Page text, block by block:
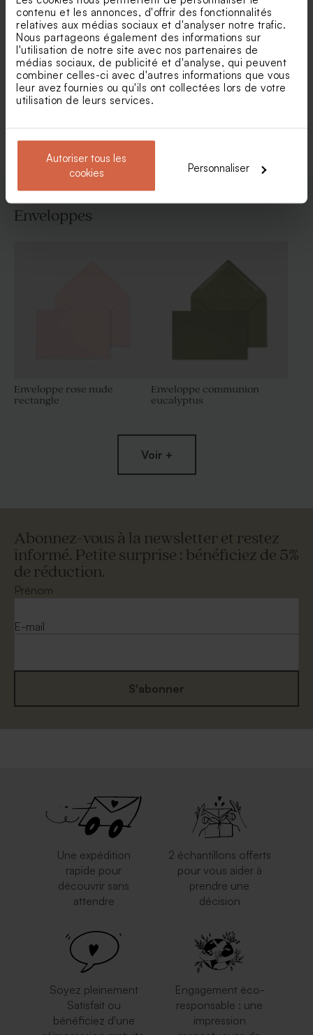
contenu et les annonces, d'offrir des fonctionnalités
relatives aux médias sociaux et d'analyser notre trafic.
Nous partageons également des informations sur
l'utilisation de notre site avec nos partenaires de
médias sociaux, de publicité et d'analyse, qui peuvent
combiner celles-ci avec d'autres informations que vous
leur avez fournies ou qu'ils ont collectées lors de votre
utilisation de leurs services.
Autoriser tous les
cookies
Personnaliser
Invitation communion ronde
et couronne florale et dorure
Invitation communion
couronne florale et dorure
Voir toute la collection Faire-part
Enveloppes
Enveloppe rose nude
rectangle
Enveloppe communion
eucalyptus
Enveloppe crème rectangle
Voir +
Abonnez-vous à la newsletter et restez
informé. Petite surprise : bénéficiez de 5%
de réduction.
Prénom
E-mail
S'abonner
Une expédition
rapide pour
découvrir sans
attendre
2 échantillons offerts
pour vous aider à
prendre une
décision
Soyez pleinement
Satisfait ou
bénéficiez d'une
Engagement éco-
responsable : une
impression